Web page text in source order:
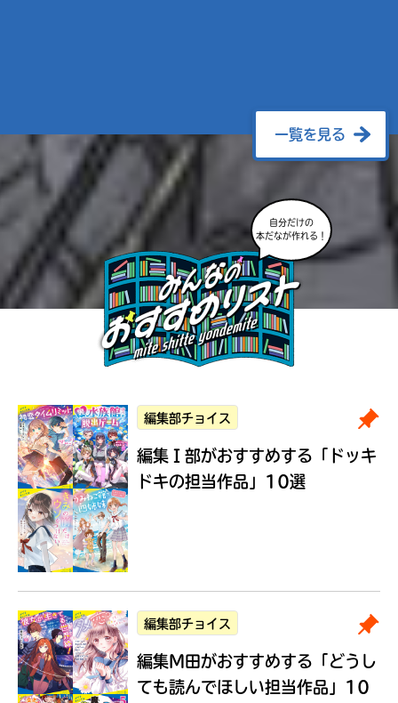
一覧を見る
自分だけの
本だなが作れる！
編集部チョイス
編集Ｉ部がおすすめする 「ドッキ
ドキの担当作品」10選
編集部チョイス
編集M田がおすすめする 「どうし
ても読んでほしい担当作品」10